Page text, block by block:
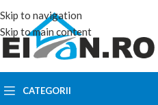
Skip to navigation
Skip to main content
CATEGORII